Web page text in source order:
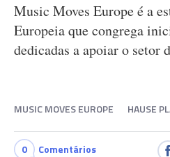
Music Moves Europe é a
Europeia que congrega
dedicadas a apoiar o setor
MUSIC MOVES EUROPE HAUSE
0 Comentários